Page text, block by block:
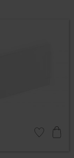
Gem som